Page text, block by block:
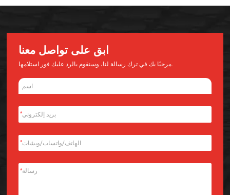
ابق على تواصل معنا
مرحبًا بك في ترك رسالة لنا، وسنقوم بالرد عليك فور استلامها.
*
*
*